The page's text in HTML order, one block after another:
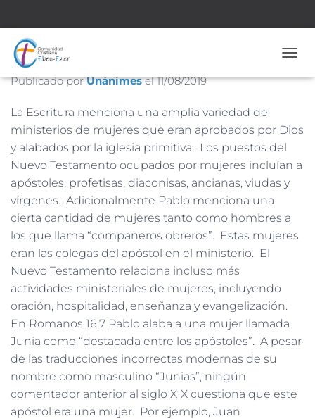
Nº 1.832 – 11 de Agosto de 2019
Publicado porUnánimesel11/08/2019
La Escritura menciona una amplia variedad de
ministerios de mujeres que eran aprobados por Dios
y alabados por la iglesia primitiva. Los puestos del
Nuevo Testamento ocupados por mujeres incluían a
apóstoles, profetisas, diaconisas, ancianas, viudas y
vírgenes. Adicionalmente Pablo menciona una
cierta cantidad de mujeres tanto como hombres a
los que llama “compañeros obreros”. Estas mujeres
eran las colegas del apóstol en el ministerio. El
Nuevo Testamento relaciona incluso más
actividades ministeriales de mujeres, incluyendo
oración, hospitalidad, enseñanza y evangelización.
En Romanos 16:7 Pablo alaba a una mujer llamada
Junia como “destacada entre los apóstoles”. A pesar
de las traducciones incorrectas modernas de su
nombre como masculino “Junias”, ningún
comentador anterior al siglo XIX cuestiona que este
apóstol era una mujer. Por ejemplo, Juan